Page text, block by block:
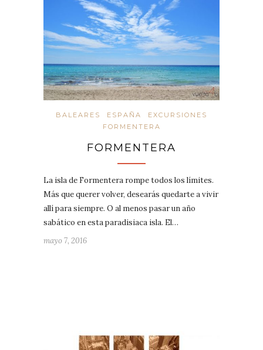
BALEARES ESPAÑA
EXCURSIONES
FORMENTERA
FORMENTERA
La isla de Formentera rompe todos los límites.
Más que querer volver, desearás quedarte a vivir
allí para siempre. O al menos pasar un año
sabático en esta paradisiaca isla. El…
mayo 7, 2016